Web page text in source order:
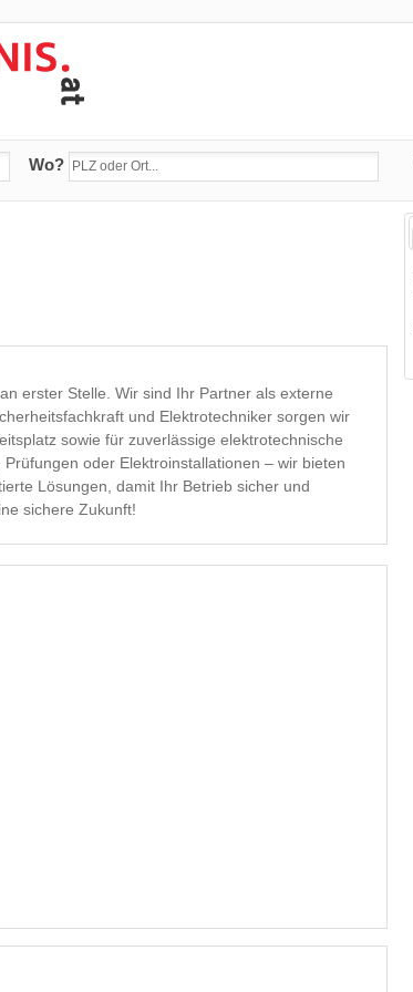
Wo?
erster Stelle. Wir sind Ihr Partner als externe
und Elektrotechniker sorgen wir
sowie für zuverlässige elektrotechnische
oder Elektroinstallationen – wir bieten
Lösungen, damit Ihr Betrieb sicher und
eine sichere Zukunft!